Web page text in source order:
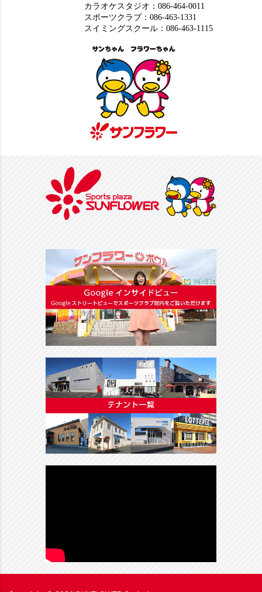
カラオケスタジオ：086-464-0011
スポーツクラブ：086-463-1331
スイミングスクール：086-463-1115